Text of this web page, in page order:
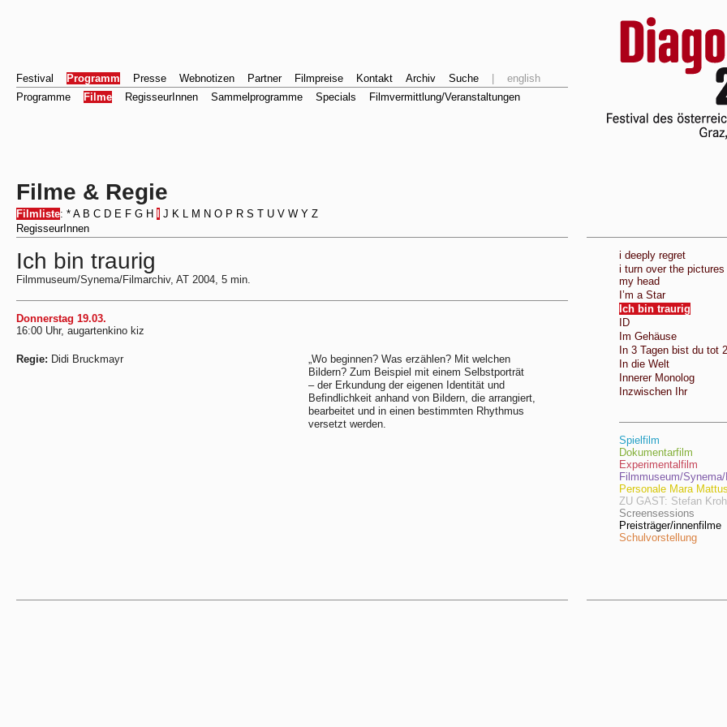
Festival Programm Presse Webnotizen Partner Filmpreise Kontakt Archiv Suche
english
Programme
Filme RegisseurInnen Sammelprogramme Specials Filmvermittlung/Veranstaltungen
Filme & Regie
Filmliste: * A B C D E F G H J K L M N O P R S T U V W Y Z
RegisseurInnen
Ich bin traurig
Filmmuseum/Synema/Filmarchiv, AT 2004, 5 min.
Donnerstag 19.03.
16:00 Uhr, augartenkino kiz
Regie: Didi Bruckmayr
„Wo beginnen? Was erzählen? Mit welchen
Bildern? Zum Beispiel mit einem Selbstporträt
– der Erkundung der eigenen Identität und
Befindlichkeit anhand von Bildern, die arrangiert,
bearbeitet und in einen bestimmten Rhythmus
versetzt werden.
i deeply regret
i turn over the
my head
I’m a Star
Ich bin traurig
ID
Im Gehäuse
In 3 Tagen bist du tot 2
In die Welt
Innerer Monolog
Inzwischen Ihr
Spielfilm
Dokumentarfilm
Experimentalfilm
Filmmuseum/
Personale Mara
ZU GAST: Stefan
Screensessions
Preisträger/innenfilme
Schulvorstellung